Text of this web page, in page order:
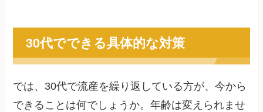
30代でできる具体的な対策
では、30代で流産を繰り返している方が、今から
できることは何でしょうか。年齢は変えられませ